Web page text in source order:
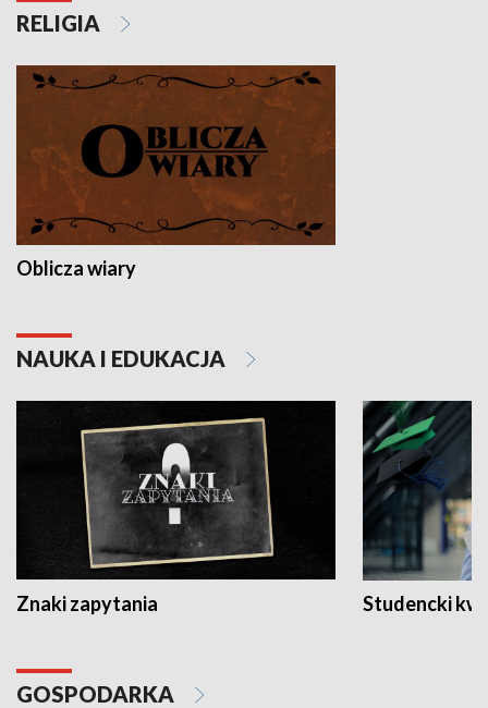
RELIGIA
Oblicza wiary
NAUKA I EDUKACJA
Znaki zapytania Studencki
GOSPODARKA